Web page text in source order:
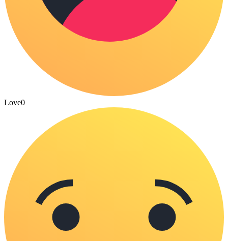
Love0